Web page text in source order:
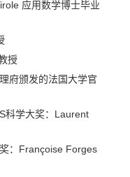
应用数学博士毕业
授
府颁发的法国大学官
科学大奖：Laurent
：Françoise Forges